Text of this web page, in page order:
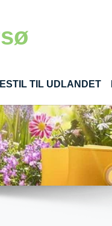
TIL UDLANDET